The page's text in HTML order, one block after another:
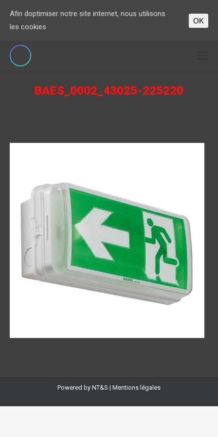
BAES_0002_43025-225220
Powered by NT&S | Mentions légales
Afin doptimiser notre site internet, nous utilisons
les cookies
OK